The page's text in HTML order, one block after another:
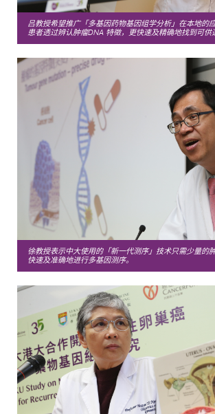
吕教授希望推广「多基因药物基因组学分析」在本地的
患者透过辨认肿瘤DNA 特徵，更快速及精确地找到可供
徐教授表示中大使用的「新一代测序」技术只需少量的
快速及准确地进行多基因测序。